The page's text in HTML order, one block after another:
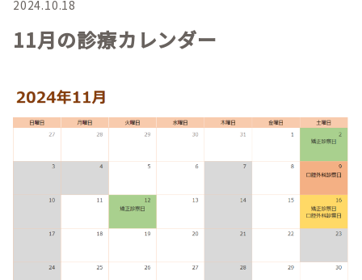
2024.10.18
11月の診療カレンダー